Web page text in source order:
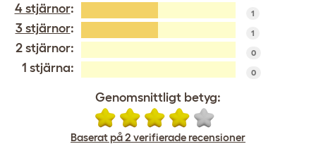
4 stjärnor: 1
3 stjärnor: 1
2 stjärnor: 0
1 stjärna: 0
Genomsnittligt betyg:
Baserat på 2 verifierade recensioner